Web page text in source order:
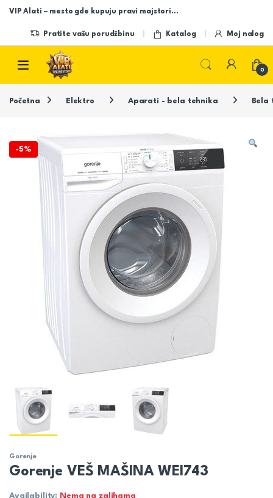
Skip to navigation
Skip to content
VIP Alati – mesto gde kupuju pravi majstori…
Pratite vašu porudžbinu Katalog Moj nalog
Open
0
Početna Elektro Aparati - bela tehnika Bela
-5%
Gorenje
Gorenje VEŠ MAŠINA WEI743
Availability: Nema na zalihama